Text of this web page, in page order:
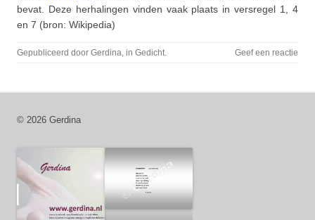
bevat. Deze herhalingen vinden vaak plaats in versregel 1, 4
en 7 (bron: Wikipedia)
Gepubliceerd door Gerdina, in Gedicht. Geef een reactie
© 2026 Gerdina